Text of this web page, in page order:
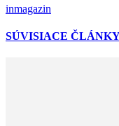
inmagazin
SÚVISIACE